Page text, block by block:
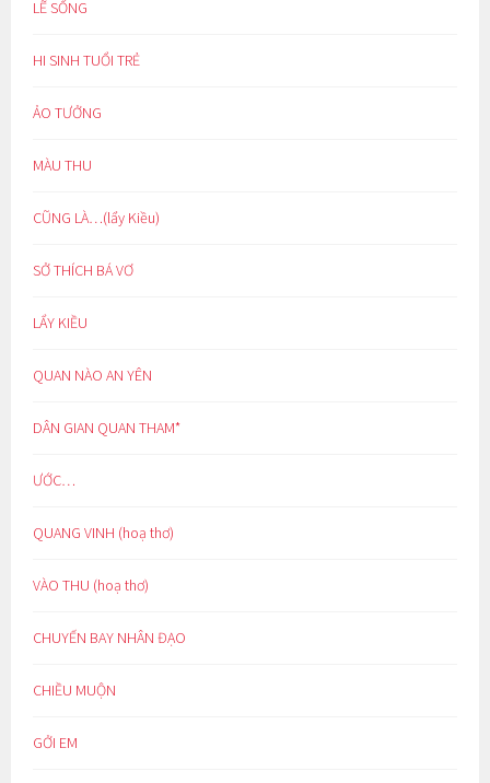
LẼ SỐNG
HI SINH TUỔI TRẺ
ẢO TƯỞNG
MÀU THU
CŨNG LÀ…(lẩy Kiều)
SỞ THÍCH BÁ VƠ
LẨY KIỀU
QUAN NÀO AN YÊN
DÂN GIAN QUAN THAM*
ƯỚC…
QUANG VINH (hoạ thơ)
VÀO THU (hoạ thơ)
CHUYẾN BAY NHÂN ĐẠO
CHIỀU MUỘN
GỞI EM